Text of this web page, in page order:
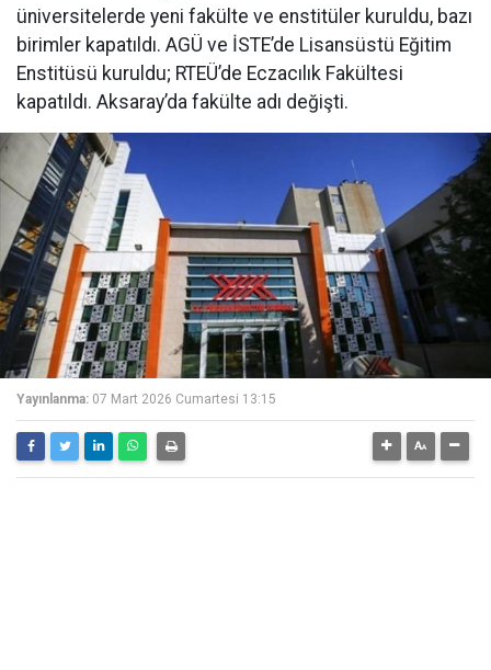
üniversitelerde yeni fakülte ve enstitüler kuruldu, bazı
birimler kapatıldı. AGÜ ve İSTE’de Lisansüstü Eğitim
Enstitüsü kuruldu; RTEÜ’de Eczacılık Fakültesi
kapatıldı. Aksaray’da fakülte adı değişti.
Yayınlanma: 07 Mart 2026 Cumartesi 13:15